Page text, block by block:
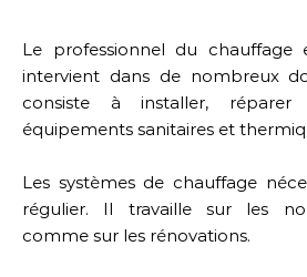
Le professionnel du
intervient dans de nombreux
consiste à installer,
équipements sanitaires et
Les systèmes de chauffage
régulier. Il travaille sur les
comme sur les rénovations.